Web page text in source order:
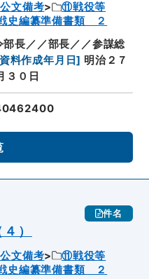
文備考
⑪戦役等
史編纂準備書類 ２
部長／／部長／／参謀総
資料作成年月日] 明治２７
３０日
件名
）
文備考
⑪戦役等
史編纂準備書類 ２